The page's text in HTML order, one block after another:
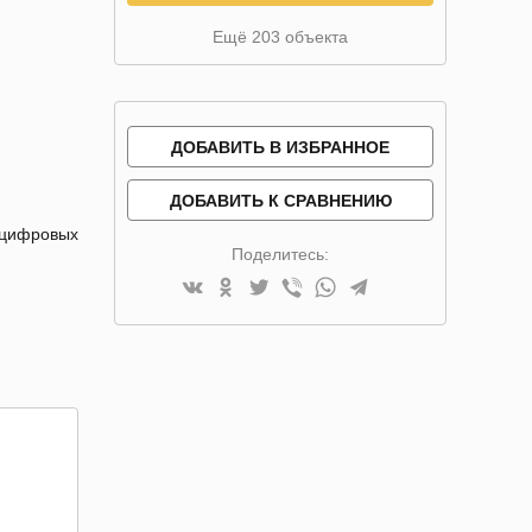
Ещё 203 объекта
ДОБАВИТЬ В ИЗБРАННОЕ
ДОБАВИТЬ К СРАВНЕНИЮ
Поделитесь: